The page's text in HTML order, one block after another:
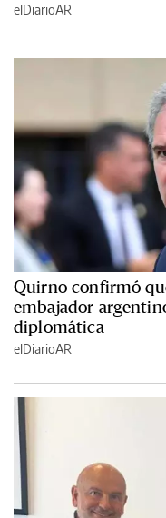
elDiarioAR
Quirno confirmó
embajador
diplomática
elDiarioAR